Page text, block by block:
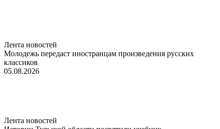
Лента новостей
Молодежь передаст иностранцам произведения русских
классиков
05.08.2026
Лента новостей